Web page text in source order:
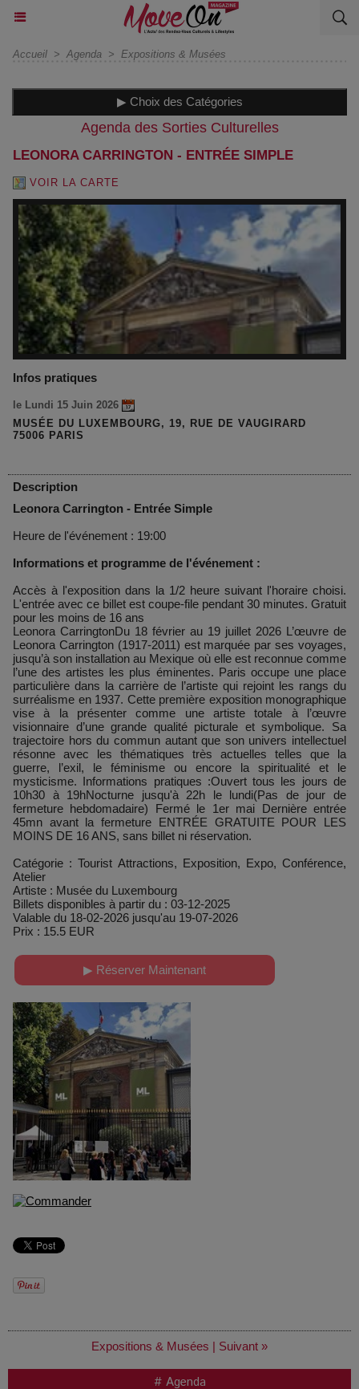
Accueil > Agenda > Expositions & Musées
▶ Choix des Catégories
Agenda des Sorties Culturelles
LEONORA CARRINGTON - ENTRÉE SIMPLE
VOIR LA CARTE
Infos pratiques
le Lundi 15 Juin 2026
MUSÉE DU LUXEMBOURG, 19, RUE DE VAUGIRARD
75006 PARIS
Description
Leonora Carrington - Entrée Simple
Heure de l'événement : 19:00
Informations et programme de l'événement :
Accès à l'exposition dans la 1/2 heure suivant l'horaire choisi.
L'entrée avec ce billet est coupe-file pendant 30 minutes. Gratuit
pour les moins de 16 ans
Leonora CarringtonDu 18 février au 19 juillet 2026 L’œuvre de
Leonora Carrington (1917-2011) est marquée par ses voyages,
jusqu’à son installation au Mexique où elle est reconnue comme
l’une des artistes les plus éminentes. Paris occupe une place
particulière dans la carrière de l’artiste qui rejoint les rangs du
surréalisme en 1937. Cette première exposition monographique
vise à la présenter comme une artiste totale à l’œuvre
visionnaire d’une grande qualité picturale et symbolique. Sa
trajectoire hors du commun autant que son univers intellectuel
résonne avec les thématiques très actuelles telles que la
guerre, l’exil, le féminisme ou encore la spiritualité et le
mysticisme. Informations pratiques :Ouvert tous les jours de
10h30 à 19hNocturne jusqu'à 22h le lundi(Pas de jour de
fermeture hebdomadaire) Fermé le 1er mai Dernière entrée
45mn avant la fermeture ENTRÉE GRATUITE POUR LES
MOINS DE 16 ANS, sans billet ni réservation.
Catégorie : Tourist Attractions, Exposition, Expo, Conférence,
Atelier
Artiste : Musée du Luxembourg
Billets disponibles à partir du : 03-12-2025
Valable du 18-02-2026 jusqu'au 19-07-2026
Prix : 15.5 EUR
▶ Réserver Maintenant
Expositions & Musées | Suivant »
# Agenda